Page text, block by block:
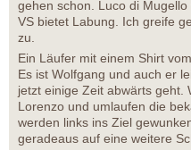
gehen schon. Luco di
VS bietet Labung. Ich greife
zu.
Ein Läufer mit einem Shirt
Es ist Wolfgang und auch er
jetzt einige Zeit abwärts geht.
Lorenzo und umlaufen die
werden links ins Ziel
geradeaus auf eine weitere